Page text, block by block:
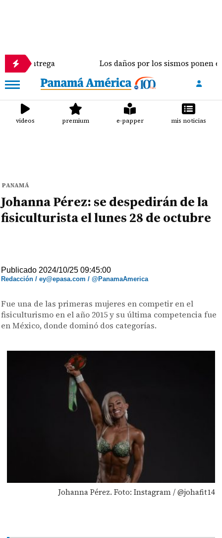
Los daños por los sismos ponen en riesgo
videos premium e-papper mis noticias
PANAMÁ
Johanna Pérez: se despedirán de la
fisiculturista el lunes 28 de octubre
Publicado 2024/10/25 09:45:00
Redacción / ey@epasa.com / @PanamaAmerica
Fue una de las primeras mujeres en competir en el
fisiculturismo en el año 2015 y su última competencia fue
en México, donde dominó dos categorías.
Johanna Pérez. Foto: Instagram / @johafit14